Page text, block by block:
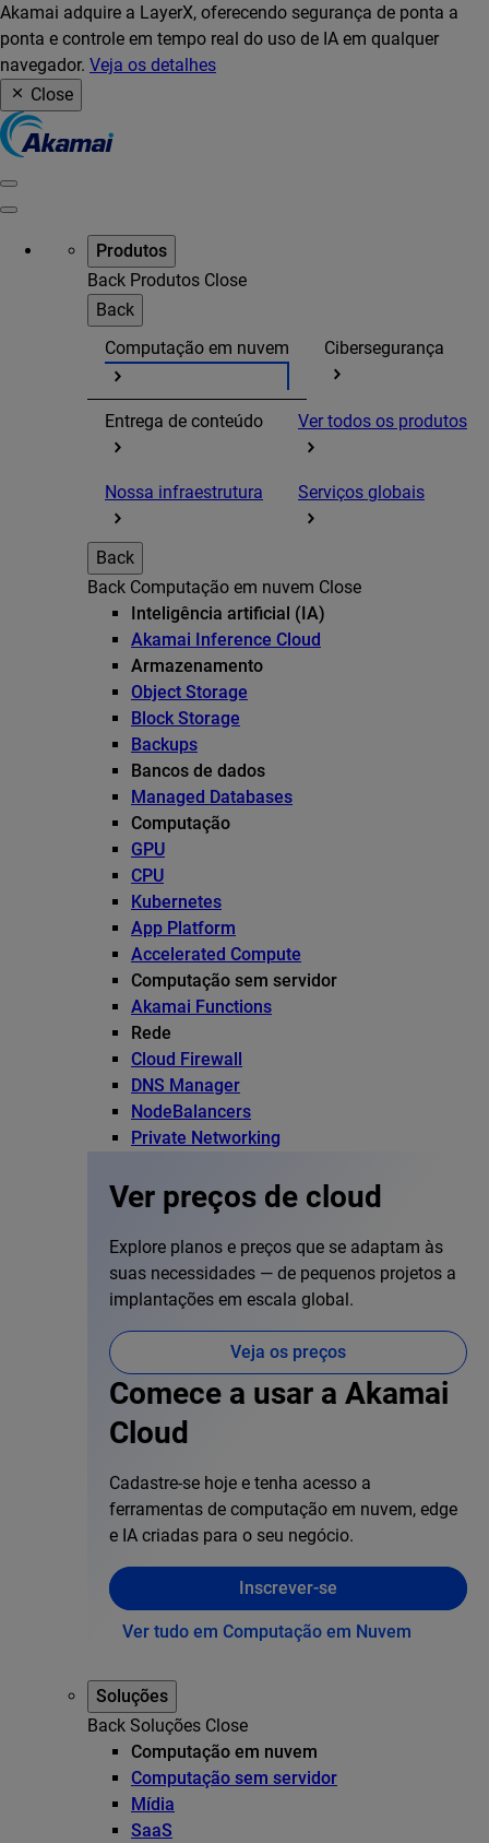
Akamai adquire a LayerX, oferecendo segurança de ponta a
ponta e controle em tempo real do uso de IA em qualquer
navegador. Veja os detalhes
Close
Produtos
Back Produtos Close
Back
Computação em nuvem
Cibersegurança
Entrega de conteúdo Ver todos os produtos
Nossa infraestrutura Serviços globais
Back
Back Computação em nuvem Close
Inteligência artificial (IA)
Akamai Inference Cloud
Armazenamento
Object Storage
Block Storage
Backups
Bancos de dados
Managed Databases
Computação
GPU
CPU
Kubernetes
App Platform
Accelerated Compute
Computação sem servidor
Akamai Functions
Rede
Cloud Firewall
DNS Manager
NodeBalancers
Private Networking
Ver preços de cloud
Explore planos e preços que se adaptam às
suas necessidades — de pequenos projetos a
implantações em escala global.
Veja os preços
Comece a usar a Akamai
Cloud
Cadastre-se hoje e tenha acesso a
ferramentas de computação em nuvem, edge
e IA criadas para o seu negócio.
Inscrever-se
Ver tudo em Computação em Nuvem
Soluções
Back Soluções Close
Computação em nuvem
Computação sem servidor
Mídia
SaaS